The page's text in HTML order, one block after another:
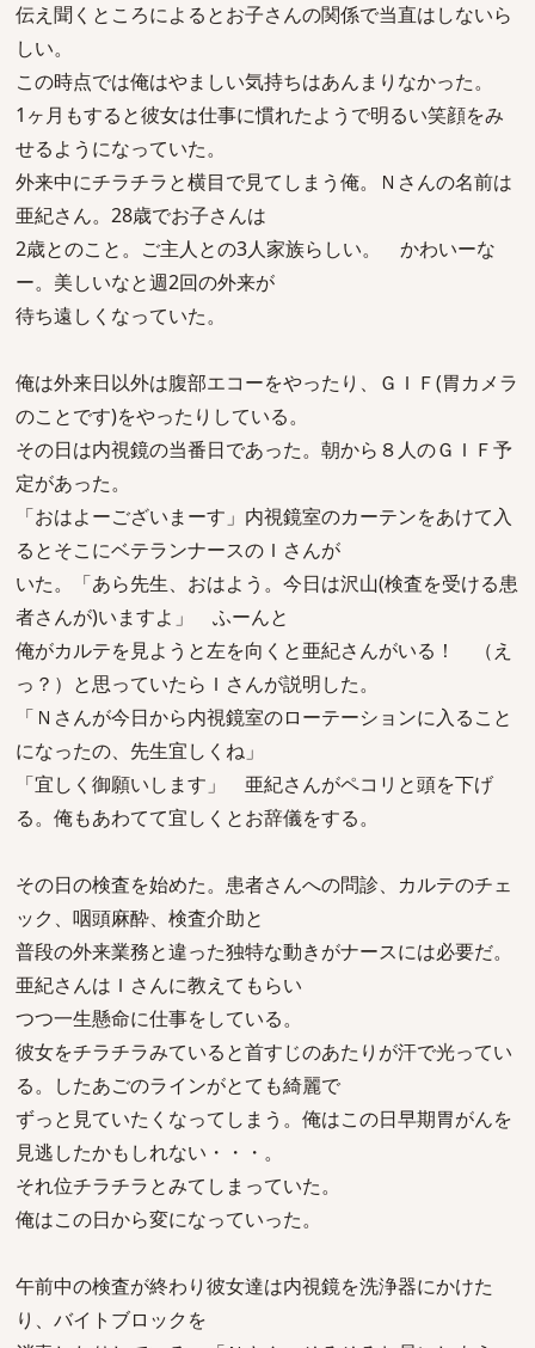
伝え聞くところによるとお子さんの関係で当直はしないら
しい。
この時点では俺はやましい気持ちはあんまりなかった。
1ヶ月もすると彼女は仕事に慣れたようで明るい笑顔をみ
せるようになっていた。
外来中にチラチラと横目で見てしまう俺。Ｎさんの名前は
亜紀さん。28歳でお子さんは
2歳とのこと。ご主人との3人家族らしい。 かわいーな
ー。美しいなと週2回の外来が
待ち遠しくなっていた。
俺は外来日以外は腹部エコーをやったり、ＧＩＦ(胃カメラ
のことです)をやったりしている。
その日は内視鏡の当番日であった。朝から８人のＧＩＦ予
定があった。
「おはよーございまーす」内視鏡室のカーテンをあけて入
るとそこにベテランナースのＩさんが
いた。「あら先生、おはよう。今日は沢山(検査を受ける患
者さんが)いますよ」 ふーんと
俺がカルテを見ようと左を向くと亜紀さんがいる！ （え
っ？）と思っていたらＩさんが説明した。
「Ｎさんが今日から内視鏡室のローテーションに入ること
になったの、先生宜しくね」
「宜しく御願いします」 亜紀さんがペコリと頭を下げ
る。俺もあわてて宜しくとお辞儀をする。
その日の検査を始めた。患者さんへの問診、カルテのチェ
ック、咽頭麻酔、検査介助と
普段の外来業務と違った独特な動きがナースには必要だ。
亜紀さんはＩさんに教えてもらい
つつ一生懸命に仕事をしている。
彼女をチラチラみていると首すじのあたりが汗で光ってい
る。したあごのラインがとても綺麗で
ずっと見ていたくなってしまう。俺はこの日早期胃がんを
見逃したかもしれない・・・。
それ位チラチラとみてしまっていた。
俺はこの日から変になっていった。
午前中の検査が終わり彼女達は内視鏡を洗浄器にかけた
り、バイトブロックを